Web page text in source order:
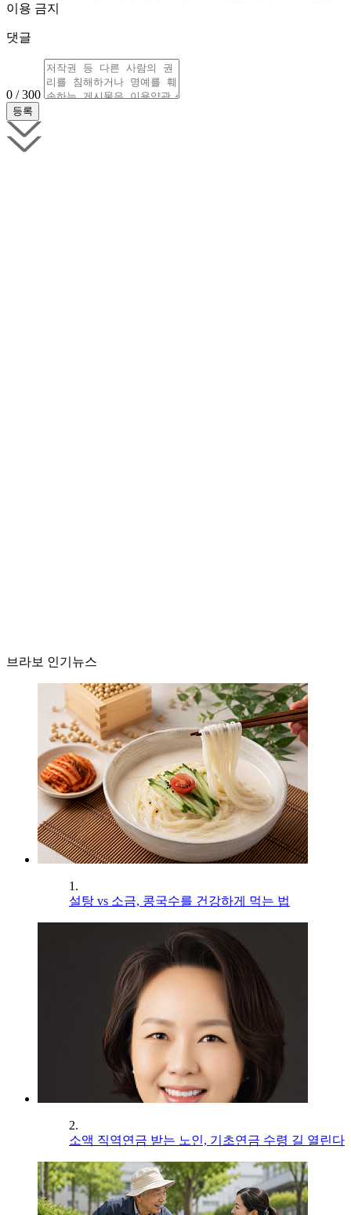
이용 금지
댓글
0 / 300
브라보 인기뉴스
1.
설탕 vs 소금, 콩국수를 건강하게 먹는 법
2.
소액 직역연금 받는 노인, 기초연금 수령 길 열린다